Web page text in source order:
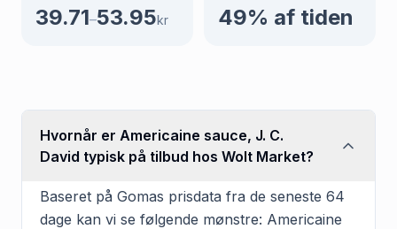
39.71–53.95kr 49% af tiden
Hvornår er Americaine sauce, J. C.
David typisk på tilbud hos Wolt Market?
Baseret på Gomas prisdata fra de seneste 64
dage kan vi se følgende mønstre: Americaine